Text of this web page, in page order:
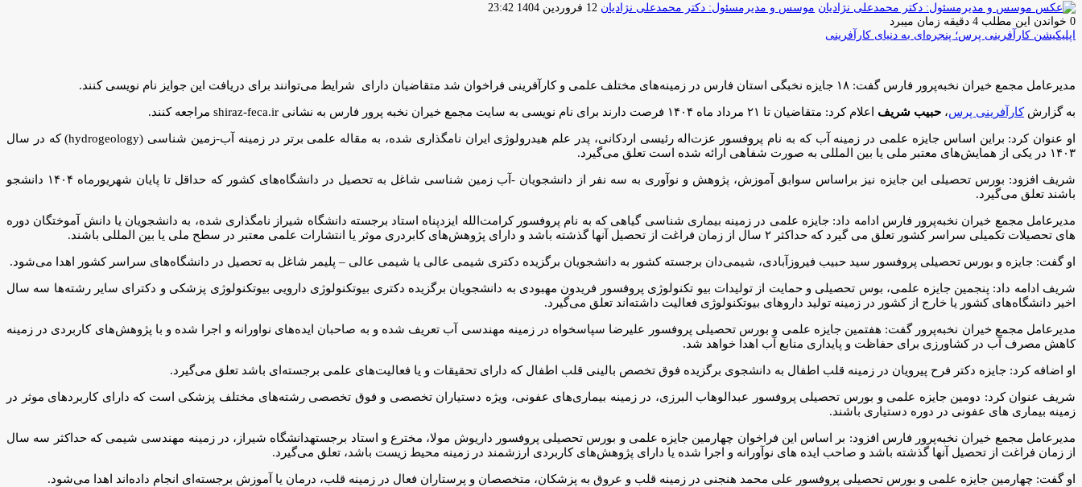
موسس و مدیرمسئول: دکتر محمدعلی نژادیان ارسال
12 فروردین 1404 23:42
0 خواندن این مطلب 4 دقیقه زمان میبرد
اپلیکیشن کارآفرینی پرس؛ پنجره‌ای به دنیای کارآفرینی
مدیرعامل مجمع خیران نخبه‌پرور فارس گفت: ۱۸ جایزه نخبگی استان فارس در زمینه‌های مختلف علمی و کارآفرینی فراخوان شد متقاضیان دارای شرایط می‌توانند برای دریافت این جوایز نام نویسی کنند.
به گزارشکارآفرینی پرس، حبیب شریف اعلام کرد: متقاضیان تا ۲۱ مرداد ماه ۱۴۰۴ فرصت دارند برای نام نویسی به سایت مجمع خیران نخبه‌ پرور فارس به نشانی shiraz-feca.ir مراجعه کنند.
او عنوان کرد: براین اساس جایزه علمی در زمینه آب که به نام پروفسور عزت‌اله رئیسی اردکانی، پدر علم هیدرولوژی ایران نامگذاری شده، به مقاله علمی برتر در زمینه آب-زمین شناسی (hydrogeology) که در سال
۱۴۰۳ در یکی از همایش‌های معتبر ملی یا بین المللی به صورت شفاهی ارائه شده است تعلق می‌گیرد.
شریف افزود: بورس تحصیلی این جایزه نیز براساس سوابق آموزش، پژوهش و نوآوری به سه نفر از دانشجویان -آب زمین شناسی شاغل به تحصیل در دانشگاه‌های کشور که حداقل تا پایان شهریورماه ۱۴۰۴ دانشجو
باشند تعلق می‌گیرد.
مدیرعامل مجمع خیران نخبه‌پرور فارس ادامه داد: جایزه علمی در زمینه بیماری شناسی گیاهی که به نام پروفسور کرامت‌الله ایزدپناه استاد برجسته دانشگاه شیراز نامگذاری شده، به دانشجویان یا دانش آموختگان دوره
های تحصیلات تکمیلی سراسر کشور تعلق می گیرد که حداکثر ۲ سال از زمان فراغت از تحصیل آنها گذشته باشد و دارای پژوهش‌های کابردری موثر یا انتشارات علمی معتبر در سطح ملی یا بین المللی باشند.
او گفت: جایزه و بورس تحصیلی پروفسور سید حبیب فیروزآبادی، شیمی‌دان برجسته کشور به دانشجویان برگزیده دکتری شیمی عالی یا شیمی عالی – پلیمر شاغل به تحصیل در دانشگاه‌های سراسر کشور اهدا می‌شود.
شریف ادامه داد: پنجمین جایزه علمی، بوس تحصیلی و حمایت از تولیدات بیو تکنولوژی پروفسور فریدون مهبودی به دانشجویان برگزیده دکتری بیوتکنولوژی دارویی بیوتکنولوژی پزشکی و دکترای سایر رشته‌ها سه سال
اخیر دانشگاه‌های کشور یا خارج از کشور در زمینه تولید داروهای بیوتکنولوژی فعالیت داشته‌اند تعلق می‌گیرد.
مدیرعامل مجمع خیران نخبه‌پرور گفت: هفتمین جایزه علمی و بورس تحصیلی پروفسور علیرضا سپاسخواه در زمینه مهندسی آب تعریف شده و به صاحبان ایده‌های نواورانه و اجرا شده و با پژوهش‌های کاربردی در زمینه
کاهش مصرف آب در کشاورزی برای حفاظت و پایداری منابع آب اهدا خواهد شد.
او اضافه کرد: جایزه دکتر فرح پیرویان در زمینه قلب اطفال به دانشجوی برگزیده فوق تخصص بالینی قلب اطفال که دارای تحقیقات و یا فعالیت‌های علمی برجسته‌ای باشد تعلق می‌گیرد.
شریف عنوان کرد: دومین جایزه علمی و بورس تحصیلی پروفسور عبدالوهاب البرزی، در زمینه بیماری‌های عفونی، ویژه دستیاران تخصصی و فوق تخصصی رشته‌های مختلف پزشکی است که دارای کاربردهای موثر در
زمینه بیماری های عفونی در دوره دستیاری باشند.
مدیرعامل مجمع خیران نخبه‌پرور فارس افزود: بر اساس این فراخوان چهارمین جایزه علمی و بورس تحصیلی پروفسور داریوش مولا، مخترع و استاد برجستهدانشگاه شیراز، در زمینه مهندسی شیمی که حداکثر سه سال
از زمان فراغت از تحصیل آنها گذشته باشد و صاحب ایده های نوآورانه و اجرا شده یا دارای پژوهش‌های کاربردی ارزشمند در زمینه محیط زیست باشد، تعلق می‌گیرد.
او گفت: چهارمین جایزه علمی و بورس تحصیلی پروفسور علی محمد هنجنی در زمینه قلب و عروق به پزشکان، متخصصان و پرستاران فعال در زمینه قلب، درمان یا آموزش برجسته‌ای انجام داده‌اند اهدا می‌شود.